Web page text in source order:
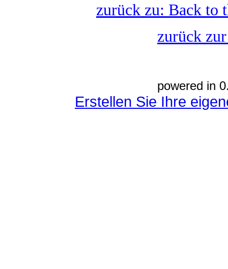
zurück zu: Back to
zurück
powered in
Erstellen Sie Ihre